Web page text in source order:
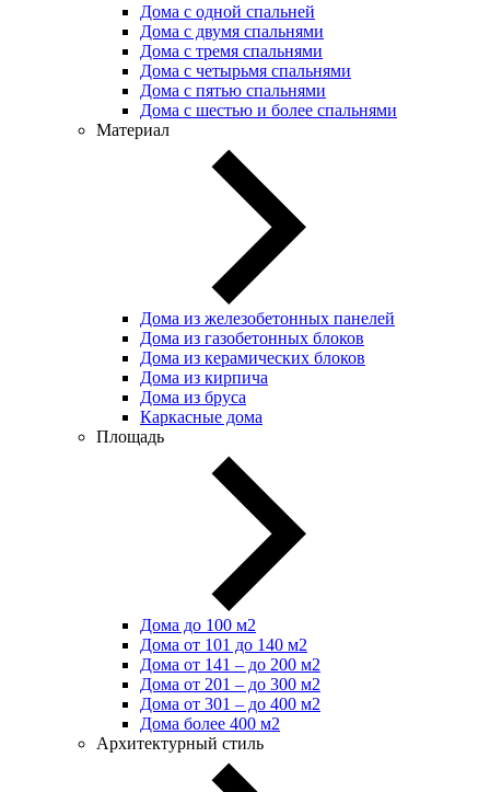
Дома с одной спальней
Дома с двумя спальнями
Дома с тремя спальнями
Дома с четырьмя спальнями
Дома с пятью спальнями
Дома с шестью и более спальнями
Материал
Дома из железобетонных панелей
Дома из газобетонных блоков
Дома из керамических блоков
Дома из кирпича
Дома из бруса
Каркасные дома
Площадь
Дома до 100 м2
Дома от 101 до 140 м2
Дома от 141 – до 200 м2
Дома от 201 – до 300 м2
Дома от 301 – до 400 м2
Дома более 400 м2
Архитектурный стиль